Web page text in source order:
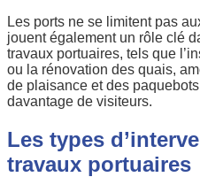
Les ports ne se limitent pas
jouent également un rôle clé
travaux portuaires, tels que
ou la rénovation des quais,
de plaisance et des
davantage de visiteurs.
Les types
travaux portuaires